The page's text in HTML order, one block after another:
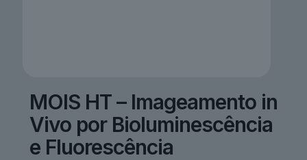
MOIS HT – Imageamento in
Vivo por Bioluminescência
e Fluorescência